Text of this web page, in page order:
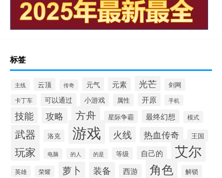
标签
主线 云顶 传奇 元气 元素 光芒 剑网
卡丁车 可以通过 小游戏 属性 开原 手机
技能 攻略 方舟 星际争霸 最终幻想 模式
武器 洛克 游戏 火线 热血传奇 王国
玩家 电脑 的人 的是 等级 自己的 艾尔
英雄 荣耀 萝卜 装备 西游 角色 解锁